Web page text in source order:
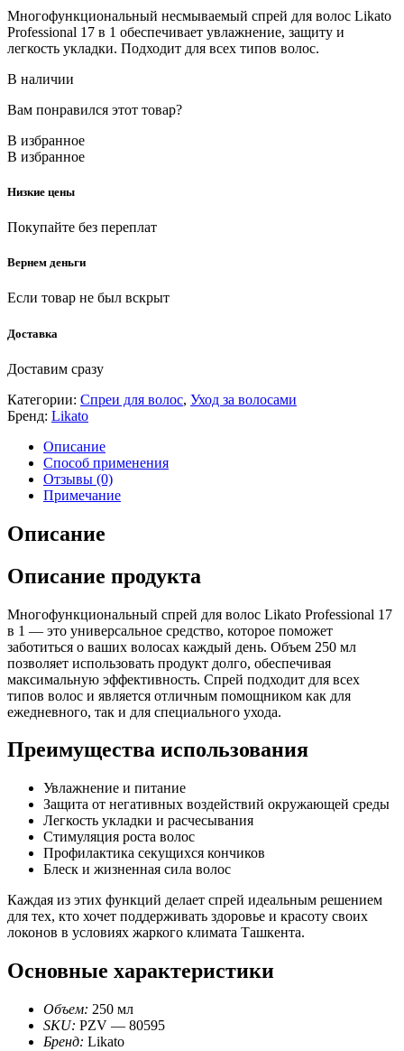
Многофункциональный несмываемый спрей для волос Likato
Professional 17 в 1 обеспечивает увлажнение, защиту и
легкость укладки. Подходит для всех типов волос.
В наличии
Вам понравился этот товар?
В избранное
В избранное
Низкие цены
Покупайте без переплат
Вернем деньги
Если товар не был вскрыт
Доставка
Доставим сразу
Категории: Спреи для волос, Уход за волосами
Бренд: Likato
Описание
Способ применения
Отзывы (0)
Примечание
Описание
Описание продукта
Многофункциональный спрей для волос Likato Professional 17
в 1 — это универсальное средство, которое поможет
заботиться о ваших волосах каждый день. Объем 250 мл
позволяет использовать продукт долго, обеспечивая
максимальную эффективность. Спрей подходит для всех
типов волос и является отличным помощником как для
ежедневного, так и для специального ухода.
Преимущества использования
Увлажнение и питание
Защита от негативных воздействий окружающей среды
Легкость укладки и расчесывания
Стимуляция роста волос
Профилактика секущихся кончиков
Блеск и жизненная сила волос
Каждая из этих функций делает спрей идеальным решением
для тех, кто хочет поддерживать здоровье и красоту своих
локонов в условиях жаркого климата Ташкента.
Основные характеристики
Объем: 250 мл
SKU: PZV — 80595
Бренд: Likato